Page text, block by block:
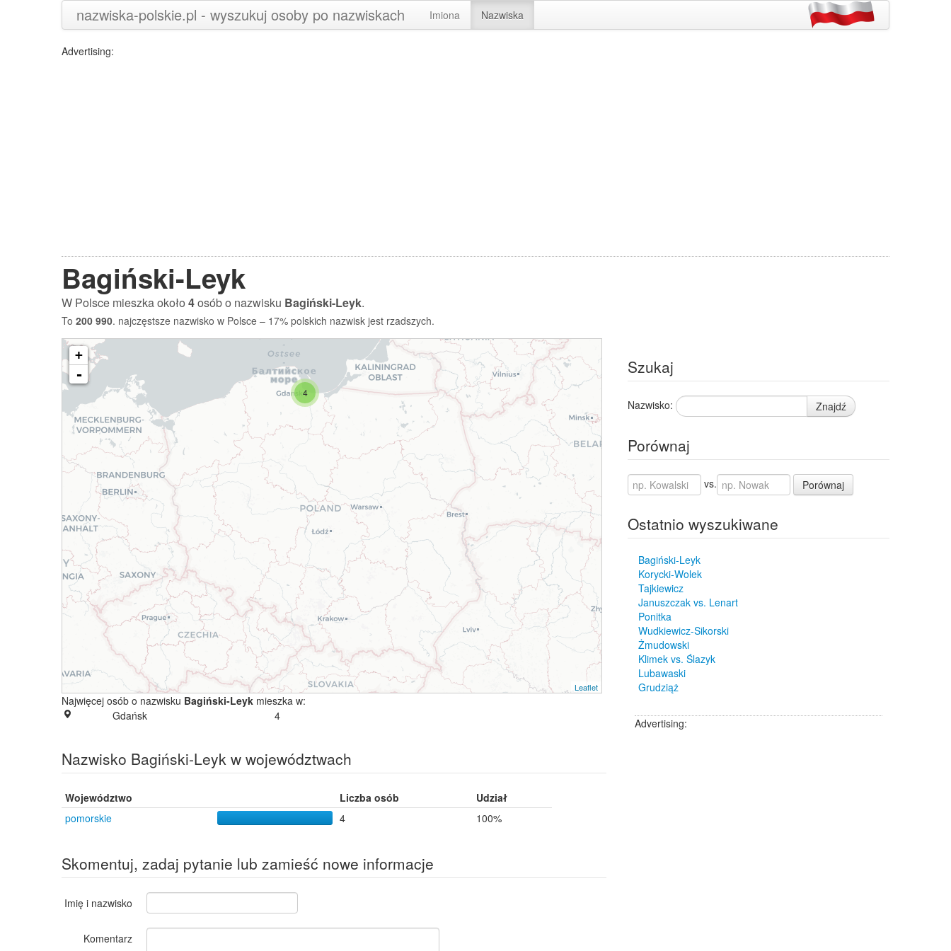
nazwiska-polskie.pl - wyszukuj osoby po nazwiskach Imiona Nazwiska
Advertising:
Bagiński-Leyk
W Polsce mieszka około4osób o nazwisku Bagiński-Leyk.
To 200 990. najczęstsze nazwisko w Polsce – 17% polskich nazwisk jest rzadszych.
4
+
-
Leaflet
Najwięcej osób o nazwisku Bagiński-Leyk mieszka w:
Gdańsk
4
Nazwisko Bagiński-Leyk w województwach
Województwo Liczba osób
Udział
pomorskie
4 100%
Skomentuj, zadaj pytanie lub zamieść nowe informacje
Imię i nazwisko
Komentarz
Szukaj
Nazwisko: Znajdź
Porównaj
vs. Porównaj
Ostatnio wyszukiwane
Bagiński-Leyk
Korycki-Wolek
Tajkiewicz
Januszczak vs. Lenart
Ponitka
Wudkiewicz-Sikorski
Żmudowski
Klimek vs. Ślazyk
Lubawaski
Grudziąż
Advertising: